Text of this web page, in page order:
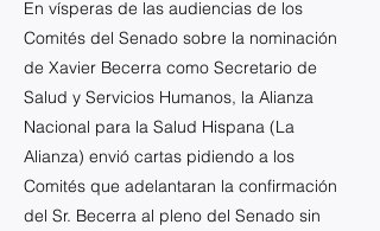
En vísperas de las audiencias de los
Comités del Senado sobre la nominación
de Xavier Becerra como Secretario de
Salud y Servicios Humanos, la Alianza
Nacional para la Salud Hispana (La
Alianza) envió cartas pidiendo a los
Comités que adelantaran la confirmación
del Sr. Becerra al pleno del Senado sin